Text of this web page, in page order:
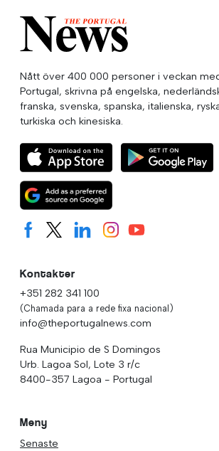
Nått över 400 000 personer i veckan
Portugal, skrivna på engelska,
franska, svenska, spanska, italienska,
turkiska och kinesiska.
Kontakter
+351 282 341 100
(Chamada para a rede fixa nacional)
info@theportugalnews.com
Rua Municipio de S Domingos
Urb. Lagoa Sol, Lote 3 r/c
8400-357 Lagoa - Portugal
Meny
Senaste